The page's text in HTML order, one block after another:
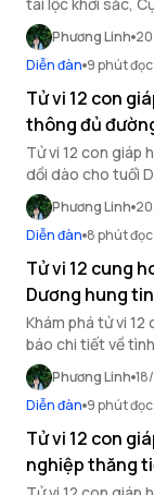
ảnh hưởng bởi
Phương Linh
Diễn đàn 9 phút đọc
Tử vi 12 con
thông đủ
Tử vi 12 con giáp
dồi dào cho tuổi
mọi mặt.
Phương Linh
Diễn đàn 8 phút đọc
Tử vi 12 cung
Dương hung
Khám phá tử vi
báo chi tiết về
hướng ngày mới.
Phương Linh
Diễn đàn 9 phút đọc
Tử vi 12 con
nghiệp thăng